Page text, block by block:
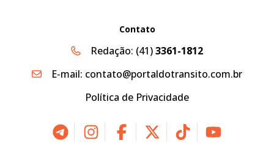
Contato
Redação: (41)3361-1812
E-mail: contato@portaldotransito.com.br
Política de Privacidade